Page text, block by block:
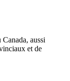
aussi
et de